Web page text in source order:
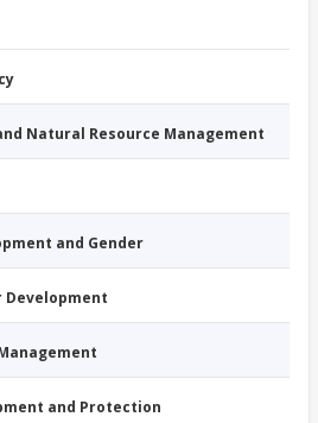
Natural Resource Management
and Gender
Development
and Protection